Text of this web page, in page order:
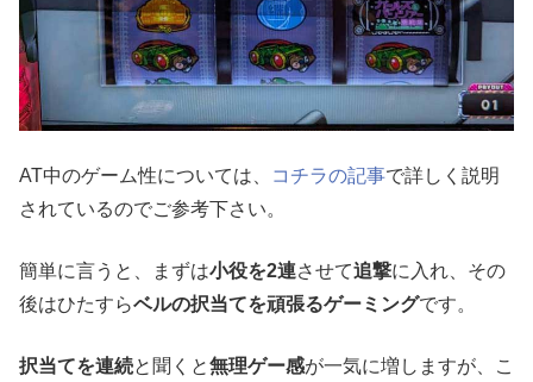
AT中のゲーム性については、 コチラの記事で詳しく説明
されているのでご参考下さい。
簡単に言うと、まずは小役を2連させて追撃に入れ、その
後はひたすらベルの択当てを頑張るゲーミングです。
択当てを連続と聞くと無理ゲー感が一気に増しますが、こ